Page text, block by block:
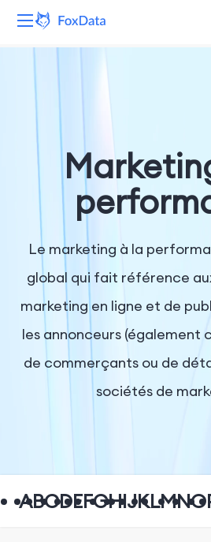
Ressources
Tarifs
Entreprise
Le marketing à la
global qui fait référence
marketing en ligne et de
les annonceurs (également
de commerçants ou de
sociétés de
ABCDEFGHIJKLMNO